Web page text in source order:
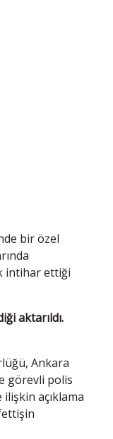
bir özel
intihar ettiği
aktarıldı.
Ankara
görevli polis
açıklama